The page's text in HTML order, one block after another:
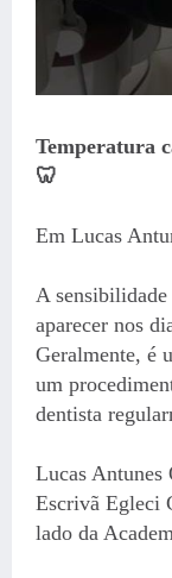
Temperatura
🦷
Em Lucas
A
aparecer nos
Geralmente, é
um
dentista
Lucas Antunes
Escrivã Egleci
lado da